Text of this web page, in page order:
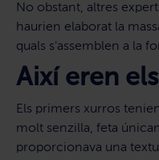
No obstant, altres
haurien elaborat la
quals s'assemblen a la
Així eren
Els primers xurros tenien
molt senzilla, feta
proporcionava una